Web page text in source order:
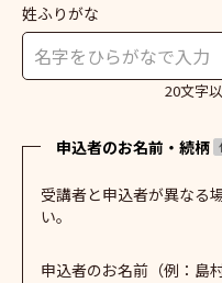
姓ふりがな
20文字
申込者のお名前・続柄
受講者と申込者が異なる
い。
申込者のお名前 （例：島